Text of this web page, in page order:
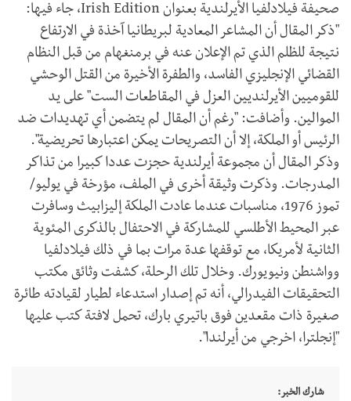
صحيفة فيلادلفيا الأيرلندية بعنوان Irish Edition، جاء فيها:
"ذكر المقال أن المشاعر المعادية لبريطانيا آخذة في الارتفاع
نتيجة للظلم الذي تم الإعلان عنه في برمنغهام من قبل النظام
القضائي الإنجليزي الفاسد، والطفرة الأخيرة من القتل الوحشي
للقوميين الأيرلنديين العزل في المقاطعات الست" على يد
الموالين. وأضافت: "رغم أن المقال لم يتضمن أي تهديدات ضد
الرئيس أو الملكة، إلا أن التصريحات يمكن اعتبارها تحريضية".
وذكر المقال أن مجموعة أيرلندية حجزت عددا كبيرا من تذاكر
المدرجات. وذكرت وثيقة أخرى في الملف، مؤرخة في يوليو/
تموز 1976، مناسبات عندما عادت الملكة إليزابيث وسافرت
عبر المحيط الأطلسي للمشاركة في الاحتفال بالذكرى المئوية
الثانية لأمريكا، مع توقفها عدة مرات بما في ذلك فيلادلفيا
وواشنطن ونيويورك. وخلال تلك الرحلة، كشفت وثائق مكتب
التحقيقات الفيدرالي، أنه تم إصدار استدعاء لطيار لقيادته طائرة
صغيرة ذات مقعدين فوق باتيري بارك، تحمل لافتة كتب عليها
"إنجلترا، اخرجي من أيرلندا".
شارك الخبر: